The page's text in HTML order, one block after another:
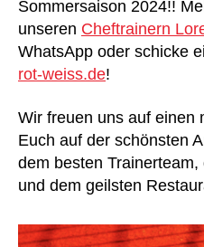
Sommersaison 2024!!
unseren Cheftrainern
WhatsApp oder schicke
rot-weiss.de!
Wir freuen uns auf einen
Euch auf der schönsten
dem besten
und dem geilsten